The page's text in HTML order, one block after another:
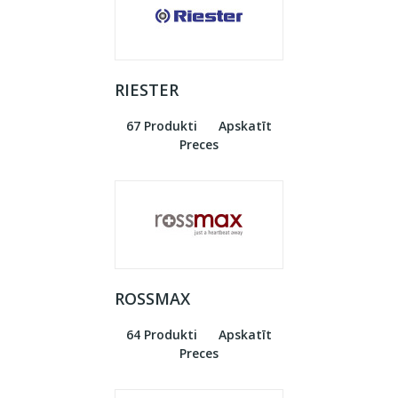
RIESTER
67 Produkti
Apskatīt
Preces
ROSSMAX
64 Produkti
Apskatīt
Preces